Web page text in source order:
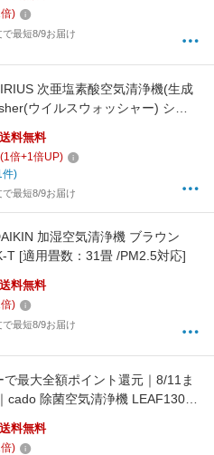
倍)
最短8/9お届け
次亜塩素酸空気清浄機(生成
ウイルスウォッシャー) シル
S [適用畳数：25畳 /最大
)：15畳 /PM2.5対応]
】
送料無料
(1倍+1倍UP)
件)
最短8/9お届け
加湿空気清浄機 ブラウン
T [適用畳数：31畳 /PM2.5対応]
送料無料
倍)
最短8/9お届け
で最大全額ポイント還元｜8/11ま
cado 除菌空気清浄機 LEAF130
C130-WH [適用畳数：17畳
newlife_campaign_f】
送料無料
倍)